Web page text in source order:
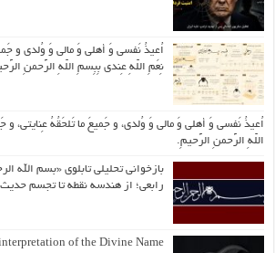
اُعیذُ نَفسی وَ أهلی وَ مالی وَ وُلدی و
نِعَمِ اللّهِ عِندی بِبِسمِ اللّهِ الرَّحمنِ
اُعیذُ نَفسی وَ أهلی وَ مالی وَ وُلدی، و جَمیعَ ما تَلحَقُهُ عِنایتی، و
اللّهِ الرَّحمنِ الرَّحیمِ.
بازخوانی تحلیلی تابلوی «بسم الله
رابعی؛ از هندسه نقطه تا تجسم
of the Divine Name